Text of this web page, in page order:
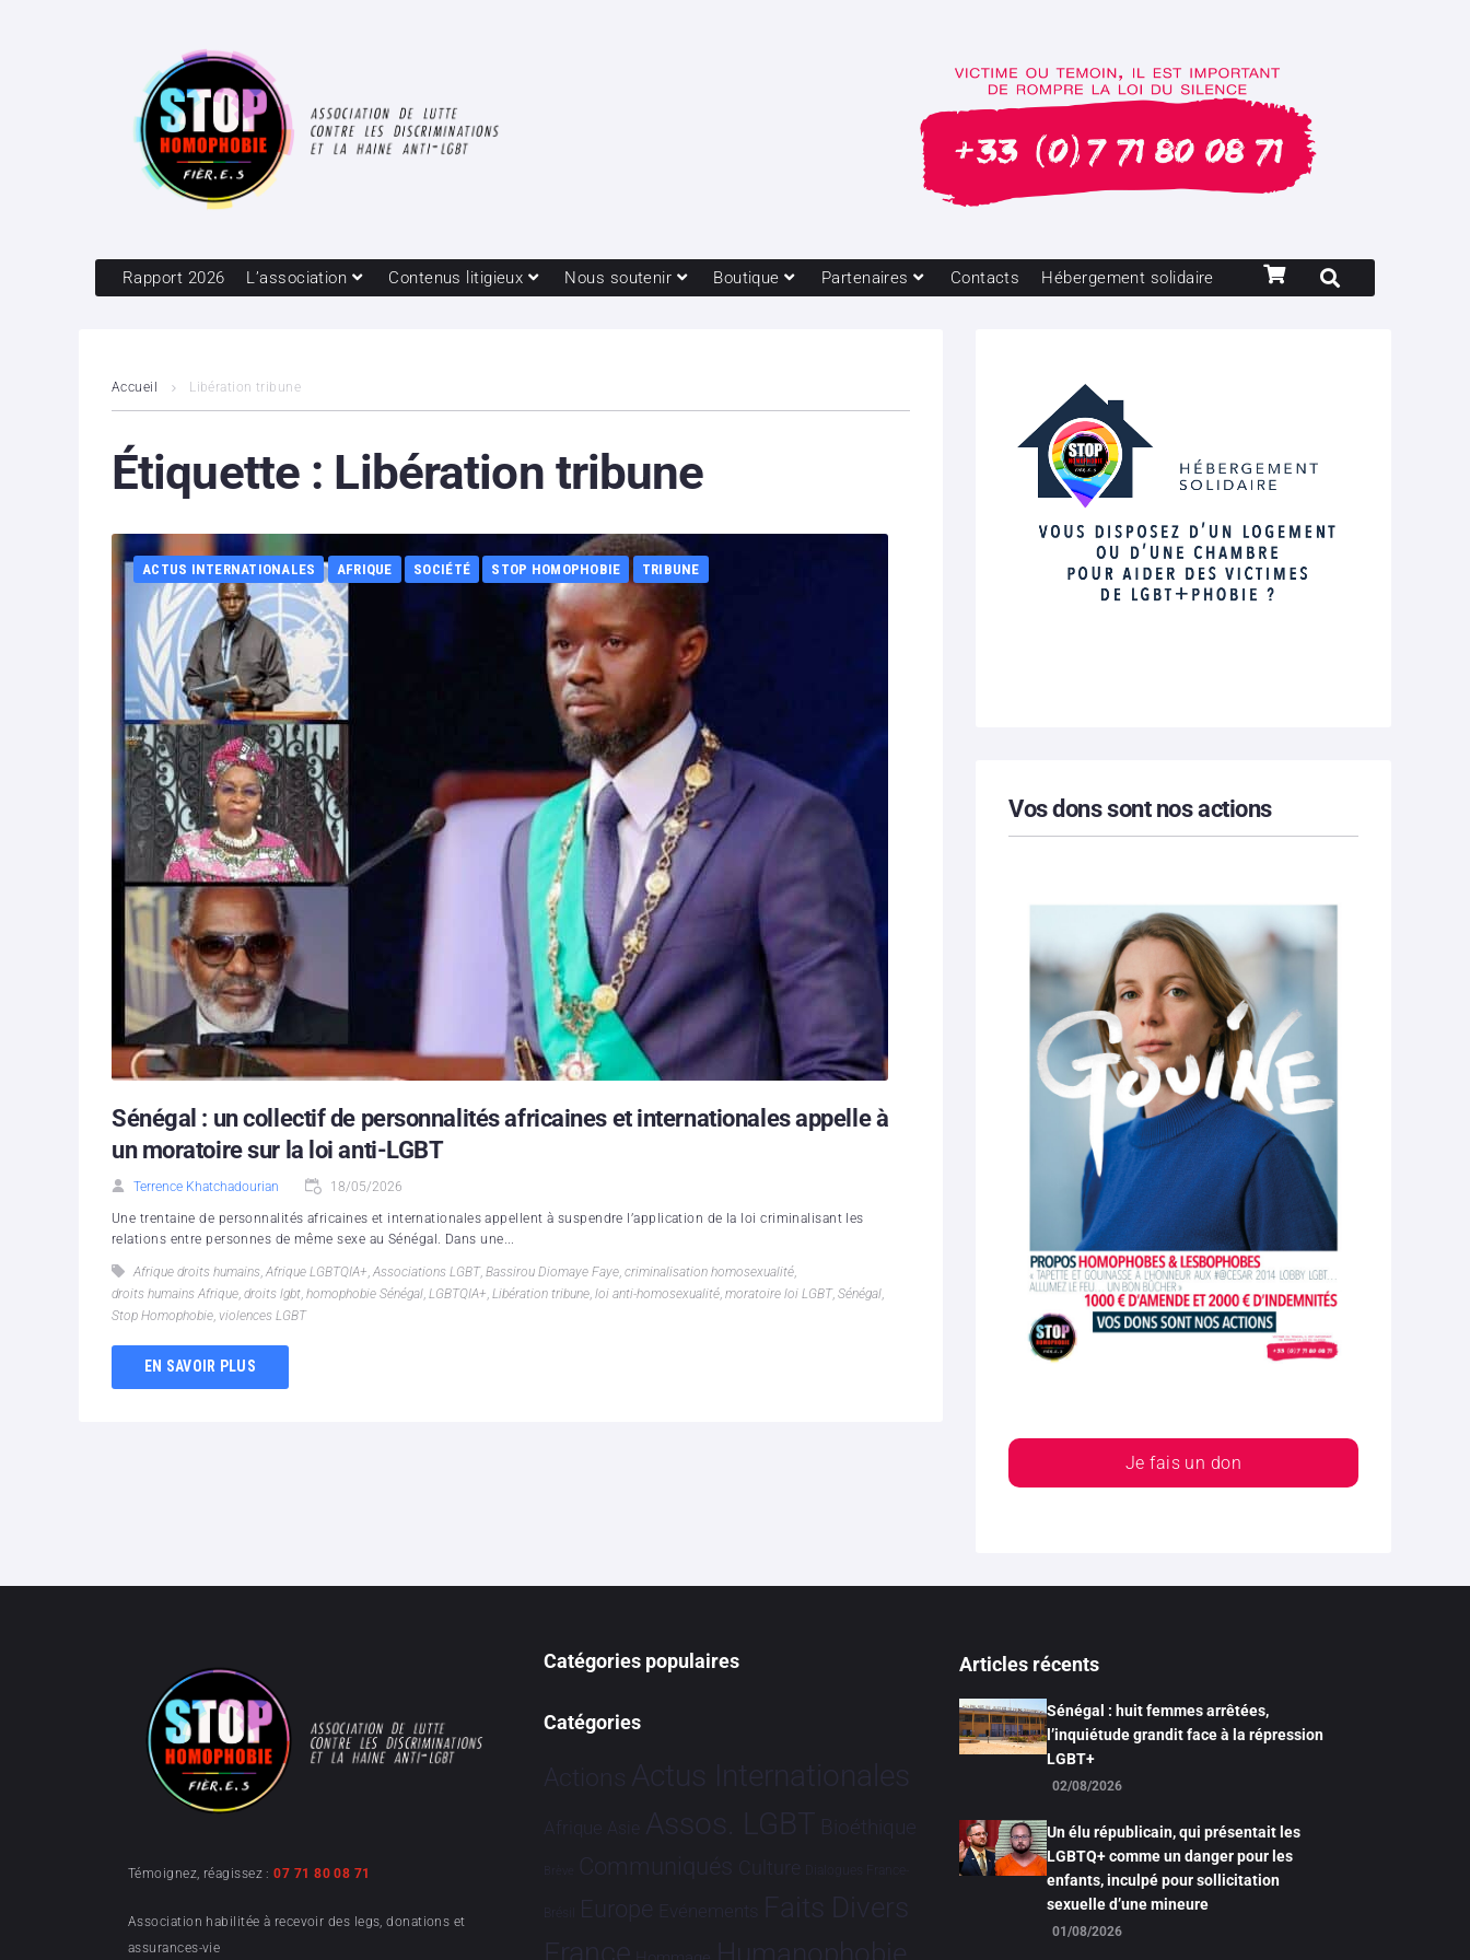
Rapport 2026 L’association Contenus litigieux Nous soutenir Boutique Partenaires Contacts Hébergement solidaire
Accueil Libération tribune
Étiquette : Libération tribune
ACTUS INTERNATIONALES AFRIQUE SOCIÉTÉ STOP HOMOPHOBIE TRIBUNE
Sénégal : un collectif de personnalités africaines et internationales appelle à
un moratoire sur la loi anti-LGBT
Terrence Khatchadourian 18/05/2026
Une trentaine de personnalités africaines et internationales appellent à suspendre l’application de la loi criminalisant les
relations entre personnes de même sexe au Sénégal. Dans une...
Afrique droits humains, Afrique LGBTQIA+, Associations LGBT, Bassirou Diomaye Faye, criminalisation homosexualité,
droits humains Afrique, droits lgbt, homophobie Sénégal, LGBTQIA+, Libération tribune, loi anti-homosexualité, moratoire loi LGBT, Sénégal,
Stop Homophobie, violences LGBT
EN SAVOIR PLUS
Vos dons sont nos actions
Je fais un don
Témoignez, réagissez :07 71 80 08 71
Association habilitée à recevoir des legs, donations et
assurances-vie
Catégories populaires
Catégories
Actions Actus Internationales
Afrique Asie Assos. LGBT Bioéthique
Brève Communiqués Culture Dialogues France-
Brésil Europe Evénements Faits Divers
Humanophobie
Articles récents
Sénégal : huit femmes arrêtées,
l’inquiétude grandit face à la répression
LGBT+
02/08/2026
Un élu républicain, qui présentait les
LGBTQ+ comme un danger pour les
enfants, inculpé pour sollicitation
sexuelle d’une mineure
01/08/2026